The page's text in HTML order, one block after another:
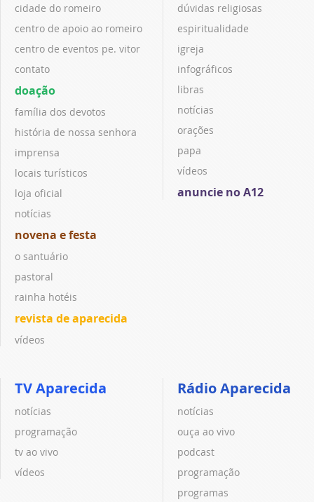
cidade do romeiro
centro de apoio ao romeiro
centro de eventos pe. vitor
contato
doação
família dos devotos
história de nossa senhora
imprensa
locais turísticos
loja oficial
notícias
novena e festa
o santuário
pastoral
rainha hotéis
revista de aparecida
vídeos
dúvidas religiosas
espiritualidade
igreja
infográficos
libras
notícias
orações
papa
vídeos
anuncie no A12
TV Aparecida
notícias
programação
tv ao vivo
vídeos
Rádio Aparecida
notícias
ouça ao vivo
podcast
programação
programas